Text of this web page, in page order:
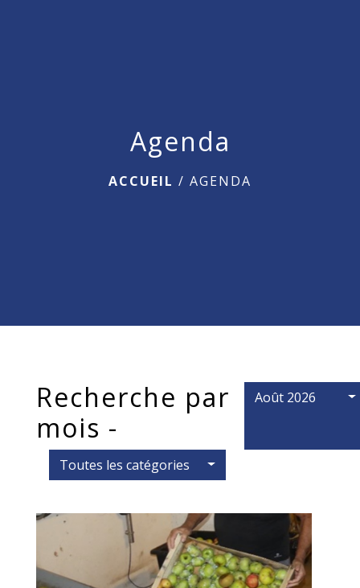
Agenda
ACCUEIL / AGENDA
Recherche par
mois -
Août 2026
Toutes les catégories